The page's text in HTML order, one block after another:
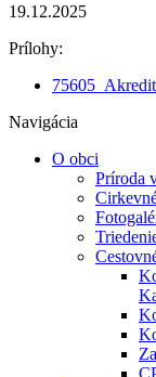
19.12.2025
Prílohy:
Navigácia
O obci
Príroda